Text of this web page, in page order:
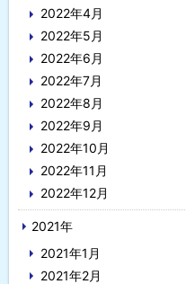
2022年4月
2022年5月
2022年6月
2022年7月
2022年8月
2022年9月
2022年10月
2022年11月
2022年12月
2021年
2021年1月
2021年2月